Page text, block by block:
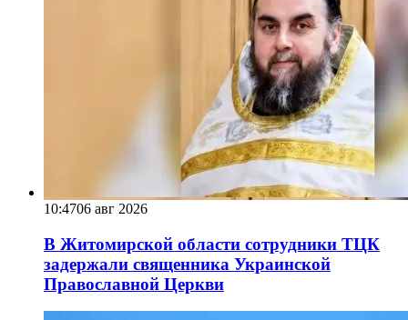
10:4706 авг 2026
В Житомирской области сотрудники ТЦК
задержали священника Украинской
Православной Церкви